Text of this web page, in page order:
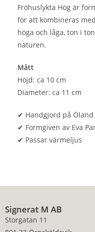
Fröhuslykta Hög är
för att kombineras
höga och låga, ton i
naturen.
Mått
Höjd: ca 10 cm
Diameter: ca 11 cm
✔ Handgjord på Öland
✔ Formgiven av Eva
✔ Passar värmeljus
Signerat M AB
Storgatan 11